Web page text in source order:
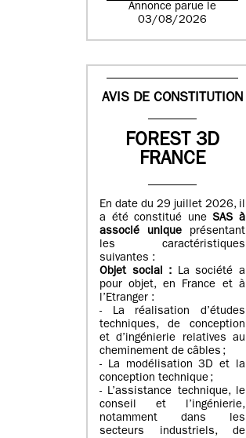
Annonce parue le
03/08/2026
AVIS DE CONSTITUTION
FOREST 3D
FRANCE
En date du 29 juillet 2026, il
a été constitué uneSAS à
associé unique présentant
les caractéristiques
suivantes :
Objet social : La société a
pour objet, en France et à
l’Etranger :
- La réalisation d’études
techniques, de conception
et d’ingénierie relatives au
cheminement de câbles ;
- La modélisation 3D et la
conception technique ;
- L’assistance technique, le
conseil et l’ingénierie,
notamment dans les
secteurs industriels, de